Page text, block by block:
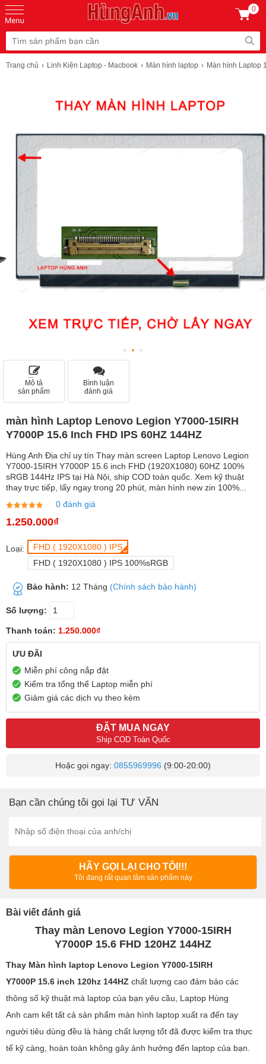
0
Trang chủ Linh Kiện Laptop - Macbook Màn hình laptop Màn hình Laptop
Mô tả
sản phẩm
Bình luận
đánh giá
màn hình Laptop Lenovo Legion Y7000-15IRH
Y7000P 15.6 Inch FHD IPS 60HZ 144HZ
Hùng Anh Địa chỉ uy tín Thay màn screen Laptop Lenovo Legion
Y7000-15IRH Y7000P 15.6 inch FHD (1920X1080) 60HZ 100%
sRGB 144Hz IPS tại Hà Nội, ship COD toàn quốc. Xem kỹ thuật
thay trực tiếp, lấy ngay trong 20 phút, màn hình new zin 100%...
0 đánh giá
1.250.000₫
Loại:
FHD ( 1920X1080 ) IPS
FHD ( 1920X1080 ) IPS 100%sRGB
Bảo hành: 12 Tháng (Chính sách bảo hành)
Số lượng:
Thanh toán: 1.250.000₫
ƯU ĐÃI
Miễn phí công nắp đặt
Kiểm tra tổng thể Laptop miễn phí
Giảm giá các dịch vụ theo kèm
ĐẶT MUA NGAY
Ship COD Toàn Quốc
Hoặc gọi ngay: 0855969996 (9:00-20:00)
Bạn cần chúng tôi gọi lại TƯ VẤN
HÃY GỌI LẠI CHO TÔI!!!
Tôi đang rất quan tâm sản phẩm này
Bài viết đánh giá
Thay màn Lenovo Legion Y7000-15IRH
Y7000P 15.6 FHD 120HZ 144HZ
Thay Màn hình laptop Lenovo Legion Y7000-15IRH
Y7000P 15.6 inch 120hz 144HZ chất lượng cao đảm bảo các
thông số kỹ thuật mà laptop của bạn yêu cầu, Laptop Hùng
Anh cam kết tất cả sản phẩm màn hình laptop xuất ra đến tay
người tiêu dùng đều là hàng chất lượng tốt đã được kiểm tra thực
tế kỹ càng, hoàn toàn không gây ảnh hưởng đến laptop của bạn.